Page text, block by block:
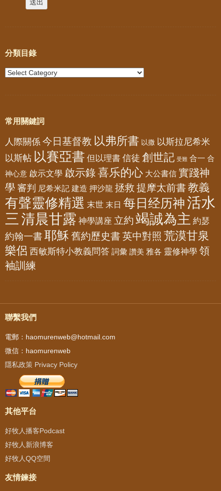
分類目錄
常用關鍵詞
人際關係 今日基督教 以弗所書 以撒 以斯拉尼希米
以斯帖 以賽亞書 但以理書 信徒 創世記 受難 合一 合
神心意 啟示文學 啟示錄喜乐的心 大公書信 實踐神
學 審判 尼希米記 建造 押沙龍 拯救 提摩太前書 教義
有聲靈修精選 末世 末日 每日经历神活水
三 清晨甘露 神學講座 立約 竭誠為主 約瑟
約翰一書耶穌 舊約歷史書 英中對照 荒漠甘泉
樂侶 西敏斯特小教義問答 詞彙 讚美 雅各 靈修神學 領
袖訓練
聯繫我們
電郵：haomurenweb@hotmail.com
微信：haomurenweb
隱私政策 Privacy Policy
其他平台
好牧人播客Podcast
好牧人新浪博客
好牧人QQ空間
友情鍊接